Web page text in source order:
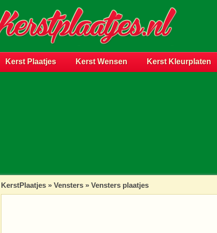
Kerst Plaatjes Kerst Wensen Kerst Kleurplaten
KerstPlaatjes » Vensters » Vensters plaatjes